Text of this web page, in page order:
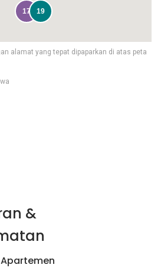
alamat yang tepat dipaparkan di atas peta
17 19
&